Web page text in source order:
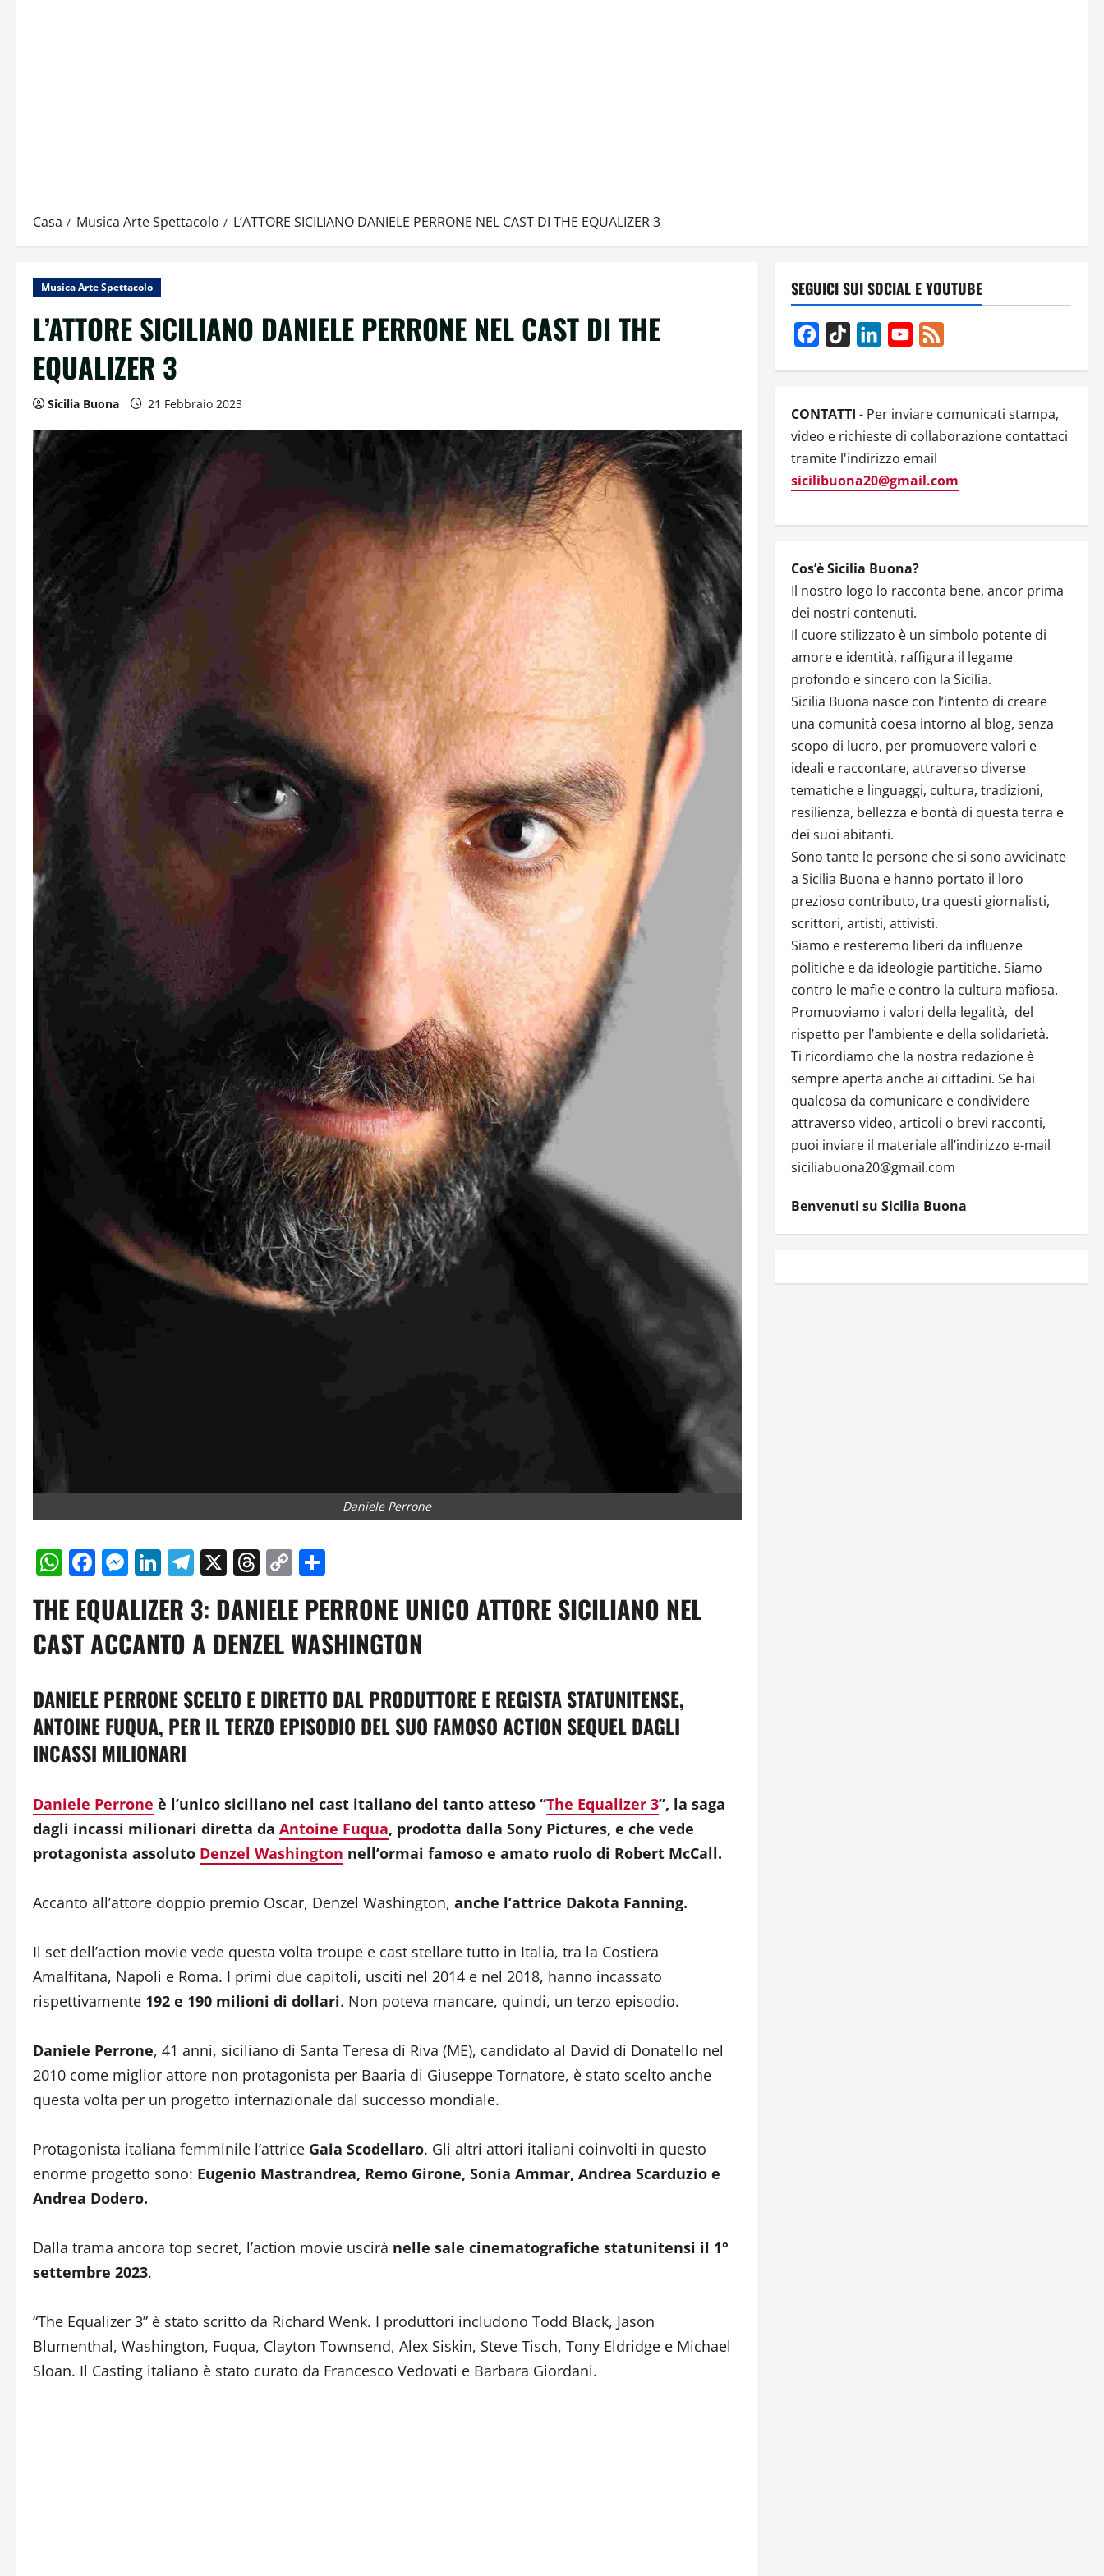
Casa Musica Arte Spettacolo L’ATTORE SICILIANO DANIELE PERRONE NEL CAST DI THE EQUALIZER 3
Musica Arte Spettacolo
L’ATTORE SICILIANO DANIELE PERRONE NEL CAST DI THE
EQUALIZER 3
Sicilia Buona 21 Febbraio 2023
Daniele Perrone
WhatsApp
Facebook
Messenger
LinkedIn
Telegram
X Threads
Copy
THE EQUALIZER 3: DANIELE PERRONE UNICO ATTORE SICILIANO NEL
CAST ACCANTO A DENZEL WASHINGTON
DANIELE PERRONE SCELTO E DIRETTO DAL PRODUTTORE E REGISTA STATUNITENSE,
ANTOINE FUQUA, PER IL TERZO EPISODIO DEL SUO FAMOSO ACTION SEQUEL DAGLI
INCASSI MILIONARI
Daniele Perrone è l’unico siciliano nel cast italiano del tanto atteso “The Equalizer 3”, la saga
dagli incassi milionari diretta da Antoine Fuqua, prodotta dalla Sony Pictures, e che vede
protagonista assoluto Denzel Washington nell’ormai famoso e amato ruolo di Robert McCall.
Accanto all’attore doppio premio Oscar, Denzel Washington, anche l’attrice Dakota Fanning.
Il set dell’action movie vede questa volta troupe e cast stellare tutto in Italia, tra la Costiera
Amalfitana, Napoli e Roma. I primi due capitoli, usciti nel 2014 e nel 2018, hanno incassato
rispettivamente 192 e 190 milioni di dollari. Non poteva mancare, quindi, un terzo episodio.
Daniele Perrone, 41 anni, siciliano di Santa Teresa di Riva (ME), candidato al David di Donatello nel
2010 come miglior attore non protagonista per Baaria di Giuseppe Tornatore, è stato scelto anche
questa volta per un progetto internazionale dal successo mondiale.
Protagonista italiana femminile l’attrice Gaia Scodellaro. Gli altri attori italiani coinvolti in questo
enorme progetto sono: Eugenio Mastrandrea, Remo Girone, Sonia Ammar, Andrea Scarduzio e
Andrea Dodero.
Dalla trama ancora top secret, l’action movie uscirà nelle sale cinematografiche statunitensi il 1°
settembre 2023.
“The Equalizer 3” è stato scritto da Richard Wenk. I produttori includono Todd Black, Jason
Blumenthal, Washington, Fuqua, Clayton Townsend, Alex Siskin, Steve Tisch, Tony Eldridge e Michael
Sloan. Il Casting italiano è stato curato da Francesco Vedovati e Barbara Giordani.
SEGUICI SUI SOCIAL E YOUTUBE
Facebook
TikTok LinkedInYouTube
CONTATTI - Per inviare comunicati stampa,
video e richieste di collaborazione contattaci
tramite l'indirizzo email
sicilibuona20@gmail.com
Cos’è Sicilia Buona?
Il nostro logo lo racconta bene, ancor prima
dei nostri contenuti.
Il cuore stilizzato è un simbolo potente di
amore e identità, raffigura il legame
profondo e sincero con la Sicilia.
Sicilia Buona nasce con l’intento di creare
una comunità coesa intorno al blog, senza
scopo di lucro, per promuovere valori e
ideali e raccontare, attraverso diverse
tematiche e linguaggi, cultura, tradizioni,
resilienza, bellezza e bontà di questa terra e
dei suoi abitanti.
Sono tante le persone che si sono avvicinate
a Sicilia Buona e hanno portato il loro
prezioso contributo, tra questi giornalisti,
scrittori, artisti, attivisti.
Siamo e resteremo liberi da influenze
politiche e da ideologie partitiche. Siamo
contro le mafie e contro la cultura mafiosa.
Promuoviamo i valori della legalità, del
rispetto per l’ambiente e della solidarietà.
Ti ricordiamo che la nostra redazione è
sempre aperta anche ai cittadini. Se hai
qualcosa da comunicare e condividere
attraverso video, articoli o brevi racconti,
puoi inviare il materiale all’indirizzo e-mail
siciliabuona20@gmail.com
Benvenuti su Sicilia Buona